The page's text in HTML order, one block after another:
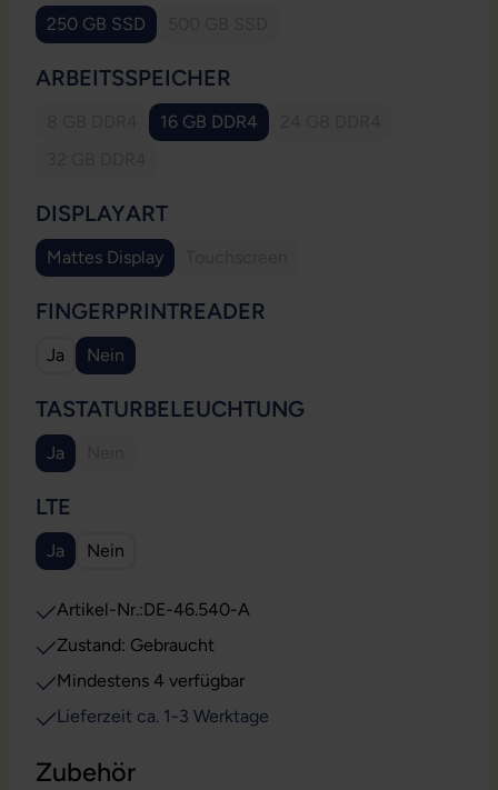
250 GB SSD
ARBEITSSPEICHER
(Diese Option ist zurzeit nicht verfügbar.)
16 GB DDR4
DISPLAYARTAUSWÄHLEN
Mattes Display
FINGERPRINTREADER
Ja Nein
TASTATURBELEUCHTUNG
Ja
LTE
Ja Nein
Artikel-Nr.:DE-46.540-A
Zustand: Gebraucht
Mindestens 4 verfügbar
Lieferzeit ca. 1-3 Werktage
Zubehör